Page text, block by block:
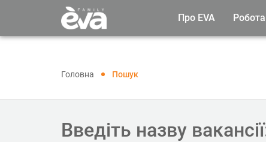
Про EVA Робота
Головна Пошук
Введіть назву